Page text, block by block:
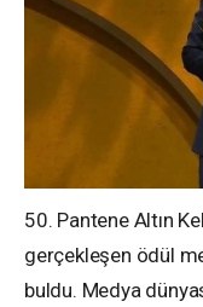
50. Pantene Altın
gerçekleşen ödül
buldu. Medya